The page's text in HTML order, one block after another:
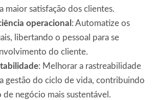
maior satisfação dos clientes.
operacional : Automatize os
libertando o pessoal para se
do cliente.
: Melhorar a rastreabilidade
gestão do ciclo de vida, contribuindo
de negócio mais sustentável.